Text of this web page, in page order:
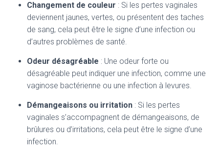
Changement de couleur : Si les pertes vaginales
deviennent jaunes, vertes, ou présentent des taches
de sang, cela peut être le signe d’une infection ou
d’autres problèmes de santé.
Odeur désagréable : Une odeur forte ou
désagréable peut indiquer une infection, comme une
vaginose bactérienne ou une infection à levures.
Démangeaisons ou irritation : Si les pertes
vaginales s’accompagnent de démangeaisons, de
brûlures ou d’irritations, cela peut être le signe d’une
infection.